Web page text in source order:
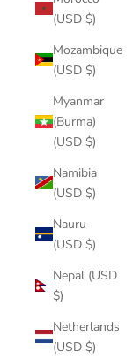
(USD $)
Mozambique
(USD $)
Myanmar
(Burma)
(USD $)
Namibia
(USD $)
Nauru
(USD $)
Nepal (USD
$)
Netherlands
(USD $)